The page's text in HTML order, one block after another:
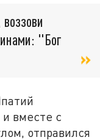
"Бог
вместе с
отправился